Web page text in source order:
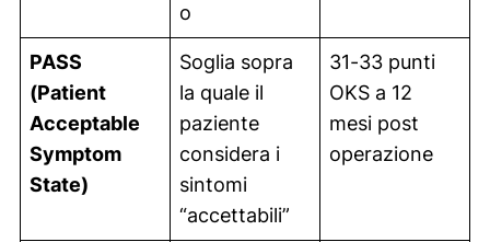
o
PASS
(Patient
Acceptable
Symptom
State)
Soglia sopra
la quale il
paziente
considera i
sintomi
“accettabili”
31-33 punti
OKS a 12
mesi post
operazione